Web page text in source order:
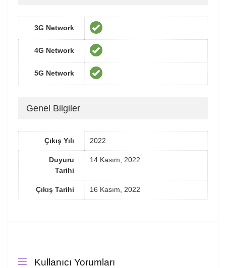
3G Network
4G Network
5G Network
Genel Bilgiler
Çıkış Yılı 2022
Duyuru
Tarihi
14 Kasım, 2022
Çıkış Tarihi 16 Kasım, 2022
Kullanıcı Yorumları